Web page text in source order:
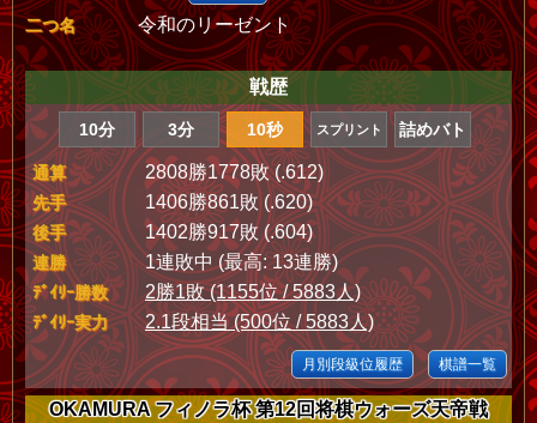
二つ名 令和のリーゼント
戦歴
10分 3分 10秒 スプリント 詰めバト
通算 2808勝1778敗 (.612)
先手 1406勝861敗 (.620)
後手 1402勝917敗 (.604)
連勝 1連敗中 (最高: 13連勝)
ﾃﾞｲﾘｰ勝数 2勝1敗 (1155位 / 5883人)
ﾃﾞｲﾘｰ実力 2.1段相当 (500位 / 5883人)
月別段級位履歴 棋譜一覧
OKAMURA フィノラ杯 第12回将棋ウォーズ天帝戦